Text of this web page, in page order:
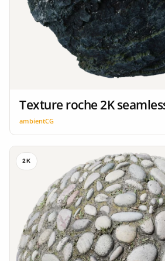
Texture roche 2K
ambientCG
2K